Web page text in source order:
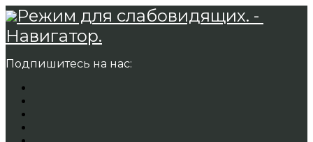
Режим для слабовидящих. -
Навигатор.
Подпишитесь на нас: